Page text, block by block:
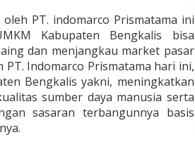
PT. indomarco Prismatama ini
Kabupaten Bengkalis bisa
dan menjangkau market pasar
Indomarco Prismatama hari ini,
Bengkalis yakni, meningkatkan
sumber daya manusia serta
sasaran terbangunnya basis